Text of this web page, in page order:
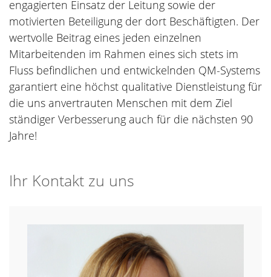
engagierten Einsatz der Leitung sowie der
motivierten Beteiligung der dort Beschäftigten. Der
wertvolle Beitrag eines jeden einzelnen
Mitarbeitenden im Rahmen eines sich stets im
Fluss befindlichen und entwickelnden QM-Systems
garantiert eine höchst qualitative Dienstleistung für
die uns anvertrauten Menschen mit dem Ziel
ständiger Verbesserung auch für die nächsten 90
Jahre!
Ihr Kontakt zu uns